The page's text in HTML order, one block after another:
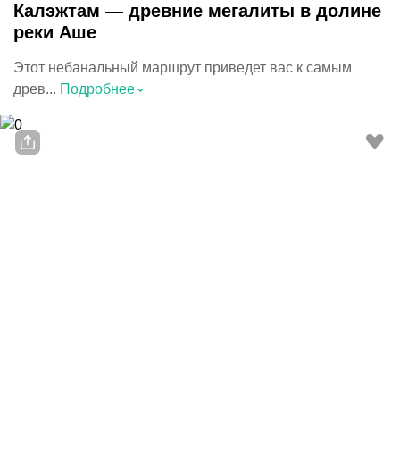
Калэжтам — древние мегалиты в долине
реки Аше
Этот небанальный маршрут приведет вас к самым
древ... Подробнее⌃